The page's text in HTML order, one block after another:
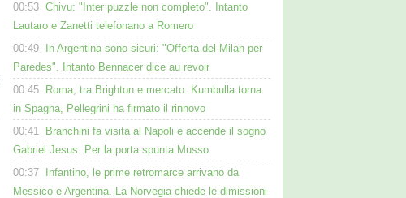
00:53 Chivu: "Inter puzzle non completo". Intanto
Lautaro e Zanetti telefonano a Romero
00:49
In Argentina sono sicuri: "Offerta del Milan per
Paredes". Intanto Bennacer dice au revoir
00:45
Roma, tra Brighton e mercato: Kumbulla torna
in Spagna, Pellegrini ha firmato il rinnovo
00:41
Branchini fa visita al Napoli e accende il sogno
Gabriel Jesus. Per la porta spunta Musso
00:37
Infantino, le prime retromarce arrivano da
Messico e Argentina. La Norvegia chiede le dimissioni